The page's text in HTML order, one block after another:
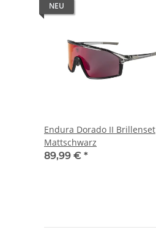
NEU
Endura Dorado II Brillenset
Mattschwarz
89,99 € *